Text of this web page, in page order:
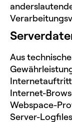
Aus
Internet-
Webspace-
Server-